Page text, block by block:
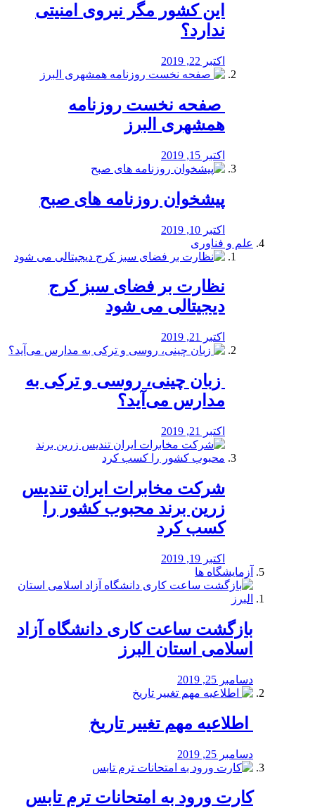
این کشور مگر نیروی امنیتی
ندارد؟
اکتبر 22, 2019
️ صفحه نخست روزنامه‌
همشهری البرز
اکتبر 15, 2019
پیشخوان روزنامه های صبح
اکتبر 10, 2019
علم و فناوری
نظارت بر فضای سبز کرج
دیجیتالی می شود
اکتبر 21, 2019
️ زبان چینی، روسی و ترکی به
مدارس می‌آید؟
اکتبر 21, 2019
شرکت مخابرات ایران تندیس
زرین برند محبوب کشور را
کسب کرد
اکتبر 19, 2019
آزمایشگاه ها
بازگشت ساعت کاری دانشگاه آزاد
اسلامی استان البرز
دسامبر 25, 2019
️ اطلاعیه مهم تغییر تاریخ
دسامبر 25, 2019
کارت ورود به امتحانات ترم تابس